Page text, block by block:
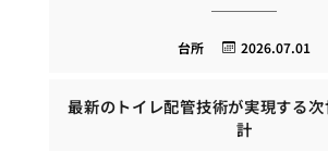
2026.07.01
台所
最新のトイレ配管技術が実現する
計